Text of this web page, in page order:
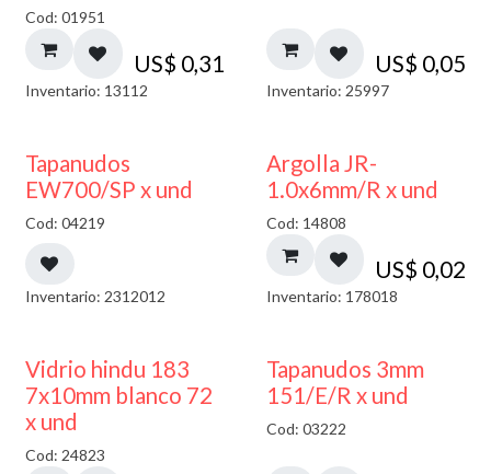
Cod: 01951
US$ 0,31
Inventario: 13112
US$ 0,05
Inventario: 25997
50% DESCUENTO
Tapanudos
EW700/SP x und
Cod: 04219
Inventario: 2312012
Argolla JR-
1.0x6mm/R x und
Cod: 14808
US$ 0,02
Inventario: 178018
40% DESCUENTO
Vidrio hindu 183
7x10mm blanco 72
x und
Cod: 24823
Tapanudos 3mm
151/E/R x und
Cod: 03222